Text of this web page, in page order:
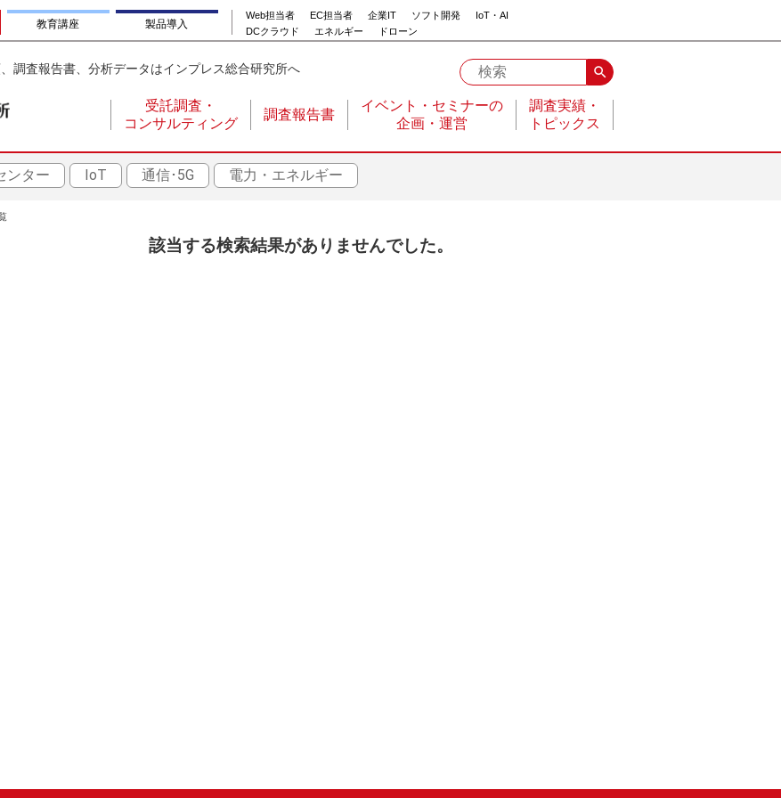
教育講座 製品導入
Web担当者 EC担当者 企業IT ソフト開発
IoT・AI
DCクラウド
エネルギー ドローン
調査報告書、分析データはインプレス総合研究所へ search
メ
イ
受託調査・
コンサルティング
調査報告書
イベント・セミナーの
企画・運営
調査実績・
トピックス
ンター IoT 通信･5G 電力・エネルギー
該当する検索結果がありませんでした。